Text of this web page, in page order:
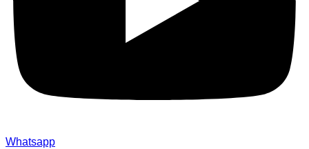
Whatsapp